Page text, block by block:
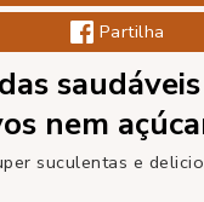
Partilha
nem
suculentas e